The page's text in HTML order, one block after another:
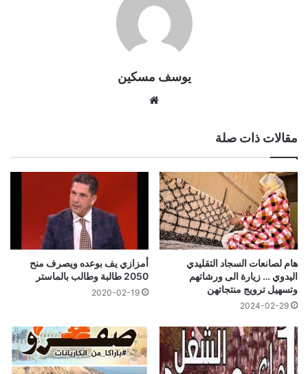
يوسف مسكين
مقالات ذات صلة
هام لصانعات السجاد التقليدي
اليدوي … زيارة الى ورشاتهم
وتسهيل ترويج منتجاتهن
2024-02-29
أمزازي يف بوعده ويصرف منح
2050 طالبة وطالب بالماستر
2020-02-19